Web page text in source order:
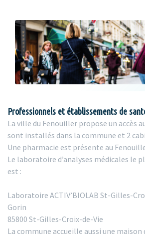
Professionnels et établissements de
La ville du Fenouiller propose un accès
sont installés dans la commune et 2
Une pharmacie est présente au
Le laboratoire d’analyses médicales le
est :
Laboratoire ACTIV’BIOLAB St-Gilles-
Gorin
85800 St-Gilles-Croix-de-Vie
La commune accueille aussi une